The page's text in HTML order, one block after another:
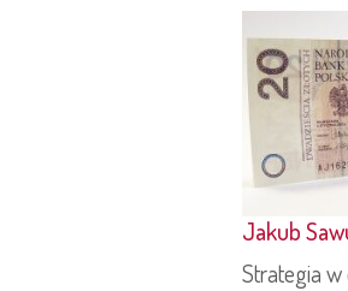
Jakub
Strategia w